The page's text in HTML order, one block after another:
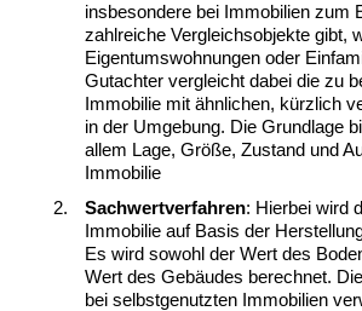
insbesondere bei Immobilien zum
zahlreiche Vergleichsobjekte gibt,
Eigentumswohnungen oder
Gutachter vergleicht dabei die zu
Immobilie mit ähnlichen, kürzlich
in der Umgebung. Die Grundlage
allem Lage, Größe, Zustand und
Immobilie
Sachwertverfahren: Hierbei wird
Immobilie auf Basis der
Es wird sowohl der Wert des
Wert des Gebäudes berechnet.
bei selbstgenutzten Immobilien